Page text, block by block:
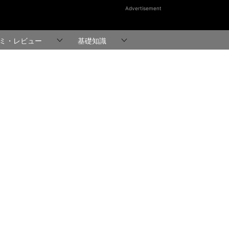
Advertisement
・レビュー 基礎知識